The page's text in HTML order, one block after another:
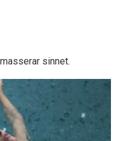
sinnet.